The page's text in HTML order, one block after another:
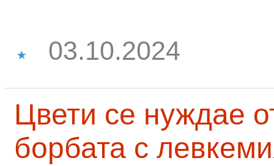
03.10.2024
Цвети се нуждае
борбата с